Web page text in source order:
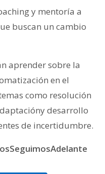
y mentoría a
buscan un cambio
aprender sobre la
en el
como resolución
desarrollo
de incertidumbre.